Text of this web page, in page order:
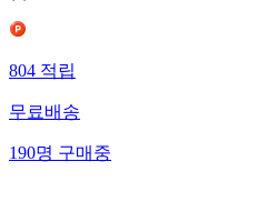
804 적립
무료배송
190명 구매중